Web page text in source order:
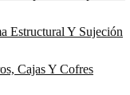
Estructural Y Sujeción
Cajas Y Cofres